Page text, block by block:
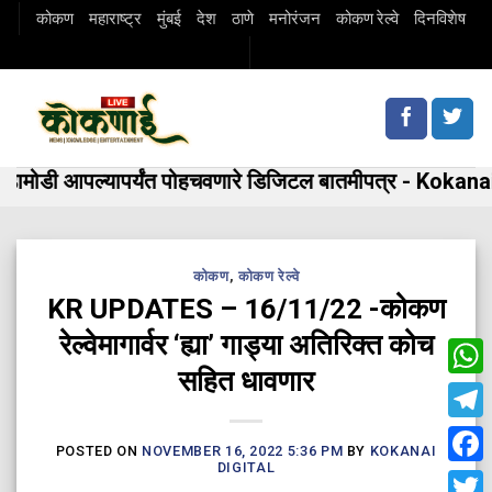
Skipकोकण महाराष्ट्र मुंबई देश ठाणे मनोरंजन कोकण रेल्वे दिनविशेष
आपल्यापर्यंत पोहचवणारे डिजिटल बातमीपत्र - Kokanai
कोकण, कोकण रेल्वे
KR UPDATES – 16/11/22 -कोकण
रेल्वेमागार्वर ‘ह्या’ गाड्या अतिरिक्त कोच
सहित धावणार
POSTED ON NOVEMBER 16, 2022 5:36 PM BY KOKANAI
DIGITAL